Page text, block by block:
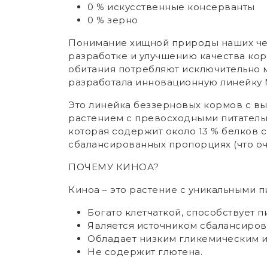
0 % искусственные консерванты
0 % зерно
Понимание хищной природы наших
разработке и улучшению качества
обитания потребляют
разработала инновационную линейку
Это линейка беззерновых кормов с
растением с превосходными
которая содержит около 13 %
сбалансированных пропорциях (что
ПОЧЕМУ КИНОА?
Киноа – это растение с уникальными
Богато клетчаткой,
Является источником
Обладает низким гликемическим
Не содержит глютена.